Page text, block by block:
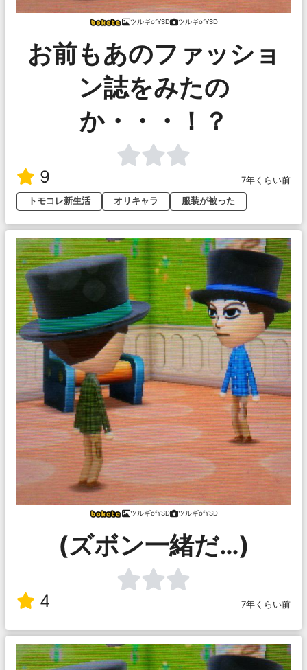
ツルギofYSD ツルギofYSD
お前もあのファッショ
ン誌をみたの
か・・・！？
9
7年くらい前
トモコレ新生活
オリキャラ 服装が被った
ツルギofYSD ツルギofYSD
(ズボン一緒だ…)
4 7年くらい前